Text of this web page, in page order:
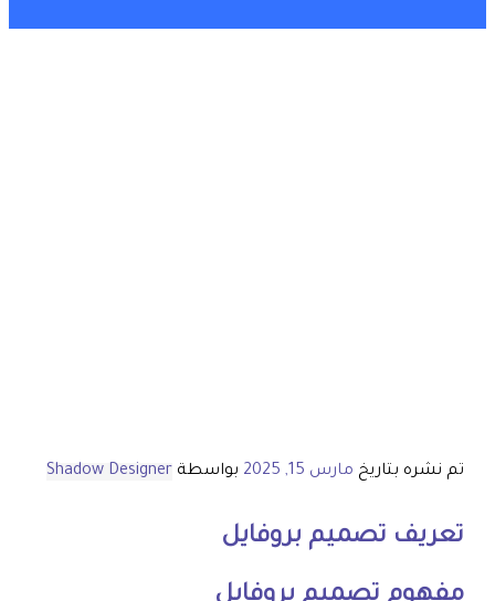
تم نشره بتاريخ مارس 15, 2025 بواسطة Shadow Designer
تعريف تصميم بروفايل